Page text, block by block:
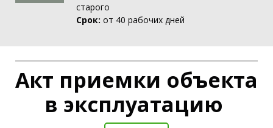
старого
Срок: от 40 рабочих дней
Акт приемки объекта
в эксплуатацию